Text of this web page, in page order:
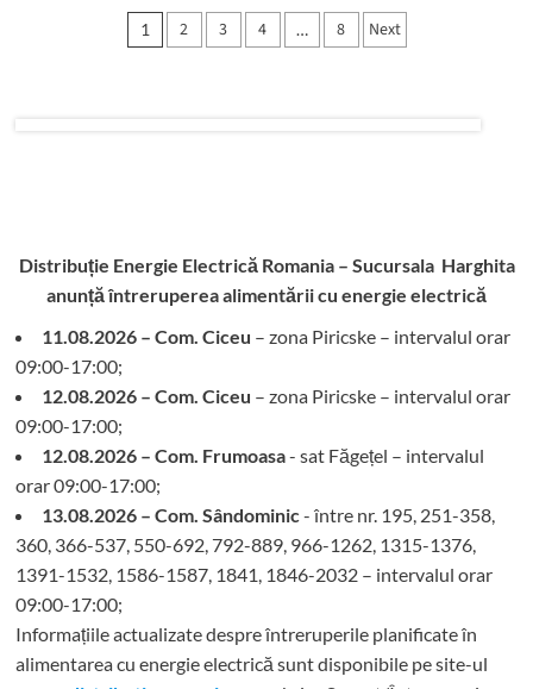
Paginație
1 2 3 4 … 8 Next
Distribuție Energie Electrică Romania – Sucursala Harghita
anunță întreruperea alimentării cu energie electrică
11.08.2026 – Com. Ciceu – zona Piricske – intervalul orar
09:00-17:00;
12.08.2026 – Com. Ciceu – zona Piricske – intervalul orar
09:00-17:00;
12.08.2026 – Com. Frumoasa- sat Făgețel – intervalul
orar 09:00-17:00;
13.08.2026 – Com. Sândominic - între nr. 195, 251-358,
360, 366-537, 550-692, 792-889, 966-1262, 1315-1376,
1391-1532, 1586-1587, 1841, 1846-2032 – intervalul orar
09:00-17:00;
Informațiile actualizate despre întreruperile planificate în
alimentarea cu energie electrică sunt disponibile pe site-ul